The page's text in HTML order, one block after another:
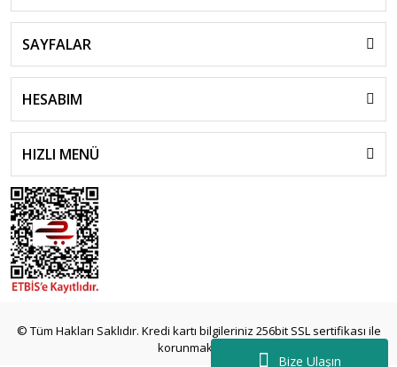
Bize Ulaşın
SAYFALAR
HESABIM
HIZLI MENÜ
© Tüm Hakları Saklıdır. Kredi kartı bilgileriniz 256bit SSL sertifikası ile
korunmaktadır.